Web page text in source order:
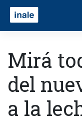
Mirá
del
a la